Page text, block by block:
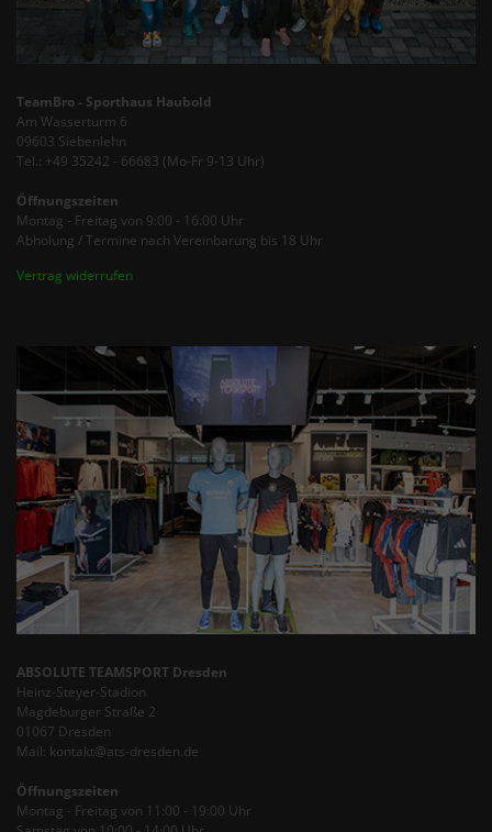
TeamBro - Sporthaus Haubold
Am Wasserturm 6
09603 Siebenlehn
Tel.: +49 35242 - 66683 (Mo-Fr 9-13 Uhr)
Öffnungszeiten
Montag - Freitag von 9:00 - 16:00 Uhr
Abholung / Termine nach Vereinbarung bis 18 Uhr
Vertrag widerrufen
ABSOLUTE TEAMSPORT Dresden
Heinz-Steyer-Stadion
Magdeburger Straße 2
01067 Dresden
Mail: kontakt@ats-dresden.de
Öffnungszeiten
Montag - Freitag von 11:00 - 19:00 Uhr